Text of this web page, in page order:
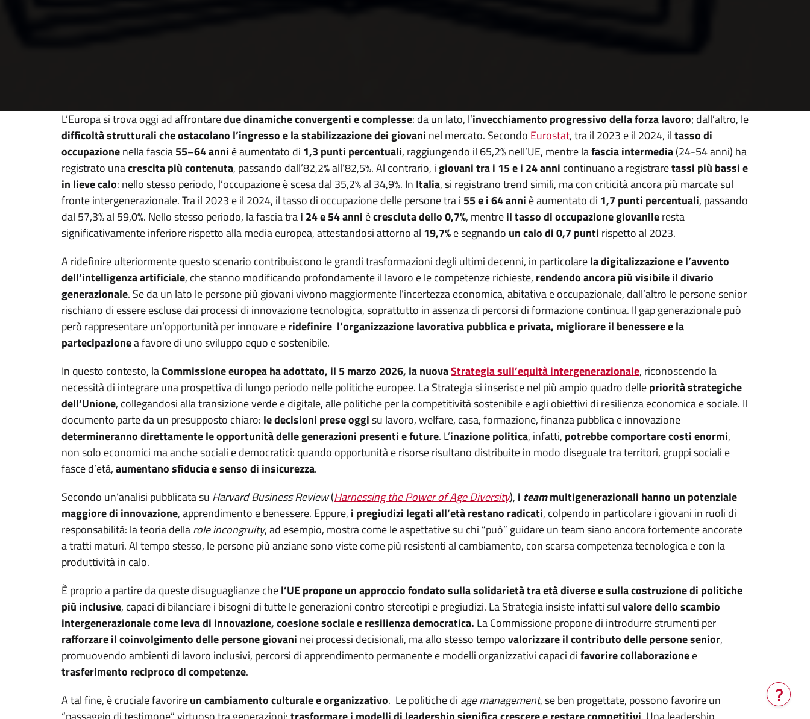
L’Europa si trova oggi ad affrontaredue dinamiche convergenti e complesse: da un lato, l’invecchiamento progressivo della forza lavoro; dall’altro, le
difficoltà strutturali che ostacolano l’ingresso e la stabilizzazione dei giovani nel mercato. Secondo Eurostat, tra il 2023 e il 2024, iltasso di
occupazionenella fascia55–64 anni è aumentato di 1,3 punti percentuali, raggiungendo il 65,2%nell’UE, mentre lafascia intermedia(24-54 anni) ha
registrato unacrescita più contenuta, passando dall’82,2% all’82,5%. Al contrario, igiovani tra i 15 e i 24 anni continuano a registraretassi più bassi e
in lieve calo: nello stesso periodo, l’occupazione è scesa dal 35,2% al 34,9%. In Italia, si registrano trend simili, ma con criticità ancora più marcate sul
fronte intergenerazionale. Tra il 2023 e il 2024, il tasso di occupazione delle persone tra i 55 e i 64 anni è aumentato di 1,7 punti percentuali, passando
dal 57,3% al 59,0%. Nello stesso periodo, la fascia trai 24 e 54 anni ècresciuta dello 0,7%, mentreil tasso di occupazione giovanileresta
significativamente inferiore rispetto alla media europea, attestandosi attorno al 19,7%e segnando un calo di 0,7 punti rispetto al 2023.
A ridefinire ulteriormente questo scenario contribuiscono le grandi trasformazioni degli ultimi decenni, in particolarela digitalizzazione e l’avvento
dell’intelligenza artificiale, che stanno modificando profondamente il lavoro e le competenze richieste, rendendo ancora più visibile il divario
generazionale. Se da un lato le persone più giovani vivono maggiormente l’incertezza economica, abitativa e occupazionale, dall’altro le persone senior
rischiano di essere escluse dai processi di innovazione tecnologica, soprattutto in assenza di percorsi di formazione continua. Il gap generazionale può
però rappresentare un’opportunità per innovare eridefinire l’organizzazione lavorativa pubblica e privata, migliorare il benessere e la
partecipazionea favore di uno sviluppo equo e sostenibile.
In questo contesto, laCommissione europea ha adottato, il 5 marzo 2026, la nuovaStrategia sull’equità intergenerazionale, riconoscendo la
necessità di integrare una prospettiva di lungo periodo nelle politiche europee. La Strategia si inserisce nel più ampio quadro dellepriorità strategiche
dell’Unione, collegandosi alla transizione verde e digitale, alle politiche per la competitività sostenibile e agli obiettivi di resilienza economica e sociale. Il
documento parte da un presupposto chiaro: le decisioni prese oggisu lavoro, welfare, casa, formazione, finanza pubblica e innovazione
determineranno direttamente le opportunità delle generazioni presenti e future. L’inazione politica, infatti, potrebbe comportare costi enormi,
non solo economici ma anche sociali e democratici: quando opportunità e risorse risultano distribuite in modo diseguale tra territori, gruppi sociali e
fasce d’età,aumentano sfiducia e senso di insicurezza.
Secondo un’analisi pubblicata su Harvard Business Review(Harnessing the Power of Age Diversity), i teammultigenerazionali hanno un potenziale
maggiore di innovazione, apprendimento e benessere. Eppure, i pregiudizi legati all’età restano radicati, colpendo in particolare i giovani in ruoli di
responsabilità: la teoria dellarole incongruity, ad esempio, mostra come le aspettative su chi “può” guidare un team siano ancora fortemente ancorate
a tratti maturi. Al tempo stesso, le persone più anziane sono viste come più resistenti al cambiamento, con scarsa competenza tecnologica e con la
produttività in calo.
È proprio a partire da queste disuguaglianze chel’UE propone unapproccio fondato sulla solidarietà tra età diverse e sulla costruzione di politiche
più inclusive, capaci di bilanciare i bisogni di tutte le generazioni contro stereotipi e pregiudizi. La Strategia insiste infatti sulvalore dello scambio
intergenerazionale come leva di innovazione, coesione sociale e resilienza democratica. La Commissione propone di introdurre strumenti per
rafforzare il coinvolgimento delle persone giovani nei processi decisionali, ma allo stesso tempovalorizzare il contributo delle persone senior,
promuovendo ambienti di lavoro inclusivi, percorsi di apprendimento permanente e modelli organizzativi capaci difavorire collaborazionee
trasferimento reciproco di competenze.
A tal fine, è cruciale favorireun cambiamento culturale e organizzativo. Le politiche di age management, se ben progettate, possono favorire un